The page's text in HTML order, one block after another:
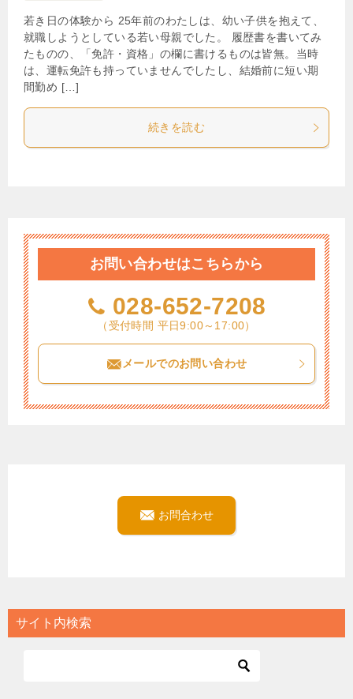
若き日の体験から 25年前のわたしは、幼い子供を抱えて、
就職しようとしている若い母親でした。 履歴書を書いてみ
たものの、「免許・資格」の欄に書けるものは皆無。当時
は、運転免許も持っていませんでしたし、結婚前に短い期
間勤め […]
続きを読む
お問い合わせはこちらから
028-652-7208
（受付時間 平日9:00～17:00）
メールでのお問い合わせ
お問合わせ
サイト内検索